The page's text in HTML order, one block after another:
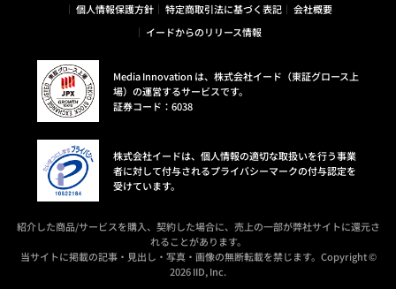
個人情報保護方針
特定商取引法に基づく表記
会社概要
イードからのリリース情報
Media Innovation は、株式会社イード（東証グロース上
場）の運営するサービスです。
証券コード：6038
株式会社イードは、個人情報の適切な取扱いを行う事業
者に対して付与されるプライバシーマークの付与認定を
受けています。
紹介した商品/サービスを購入、契約した場合に、売上の一部が弊社サイトに還元さ
れることがあります。
当サイトに掲載の記事・見出し・写真・画像の無断転載を禁じます。Copyright ©
2026 IID, Inc.